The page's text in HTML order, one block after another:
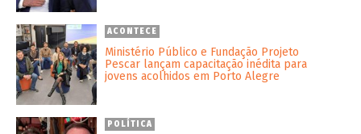
ACONTECE
Ministério Público e Fundação Projeto
Pescar lançam capacitação inédita para
jovens acolhidos em Porto Alegre
POLÍTICA